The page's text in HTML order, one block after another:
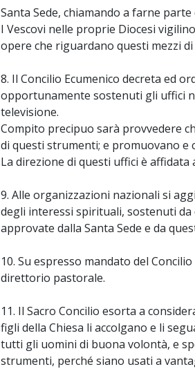
Santa Sede, chiamando a farne
I Vescovi nelle proprie Diocesi
opere che riguardano questi mezzi
8. Il Concilio Ecumenico decreta ed
opportunamente sostenuti gli uffici
televisione.
Compito precipuo sarà provvedere
di questi strumenti; e promuovano e
La direzione di questi uffici è affidata
9. Alle organizzazioni nazionali si
degli interessi spirituali, sostenuti
approvate dalla Santa Sede e da
10. Su espresso mandato del
direttorio pastorale.
11. Il Sacro Concilio esorta a
figli della Chiesa li accolgano e li
tutti gli uomini di buona volontà, e
strumenti, perché siano usati a